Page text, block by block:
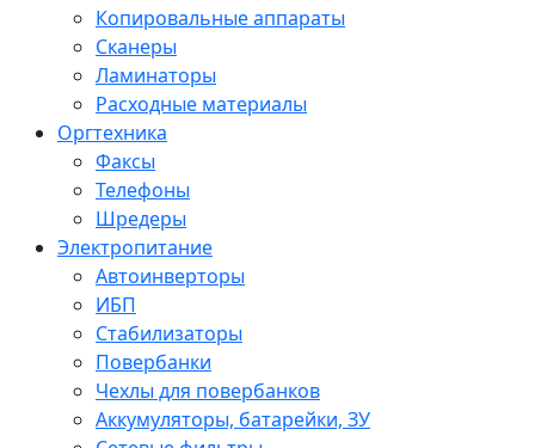
Копировальные аппараты
Сканеры
Ламинаторы
Расходные материалы
Оргтехника
Факсы
Телефоны
Шредеры
Электропитание
Автоинверторы
ИБП
Стабилизаторы
Повербанки
Чехлы для повербанков
Аккумуляторы, батарейки, ЗУ